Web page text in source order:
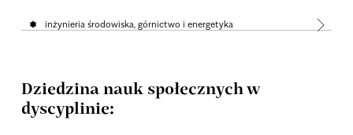
inżynieria środowiska, górnictwo i energetyka
Dziedzina nauk społecznych w
dyscyplinie: